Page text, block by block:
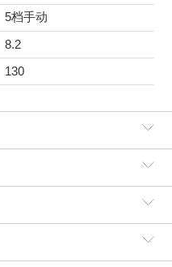
5档手动
8.2
130